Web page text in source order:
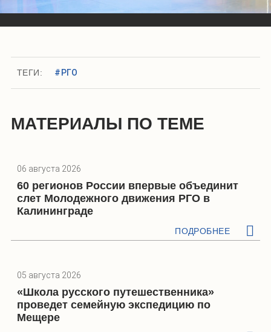
Чернобровина, Александр Гуревич, Артур Чилингаров
ТЕГИ: #РГО
МАТЕРИАЛЫ ПО ТЕМЕ
06 августа 2026
60 регионов России впервые объединит
слет Молодежного движения РГО в
Калининграде
ПОДРОБНЕЕ
05 августа 2026
«Школа русского путешественника»
проведет семейную экспедицию по
Мещере